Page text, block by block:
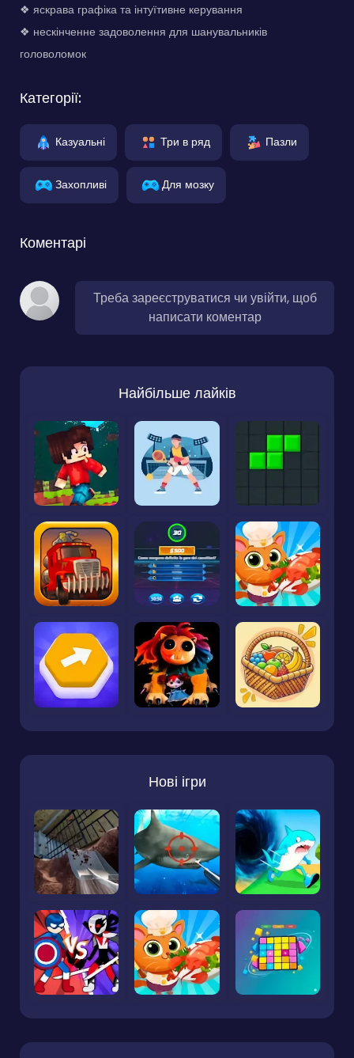
❖ яскрава графіка та інтуїтивне керування
❖ нескінченне задоволення для шанувальників
головоломок
Категорії:
Казуальні Три в ряд Пазли
Захопливі Для мозку
Коментарі
Треба зареєструватися чи увійти, щоб
написати коментар
Найбільше лайків
Нові ігри